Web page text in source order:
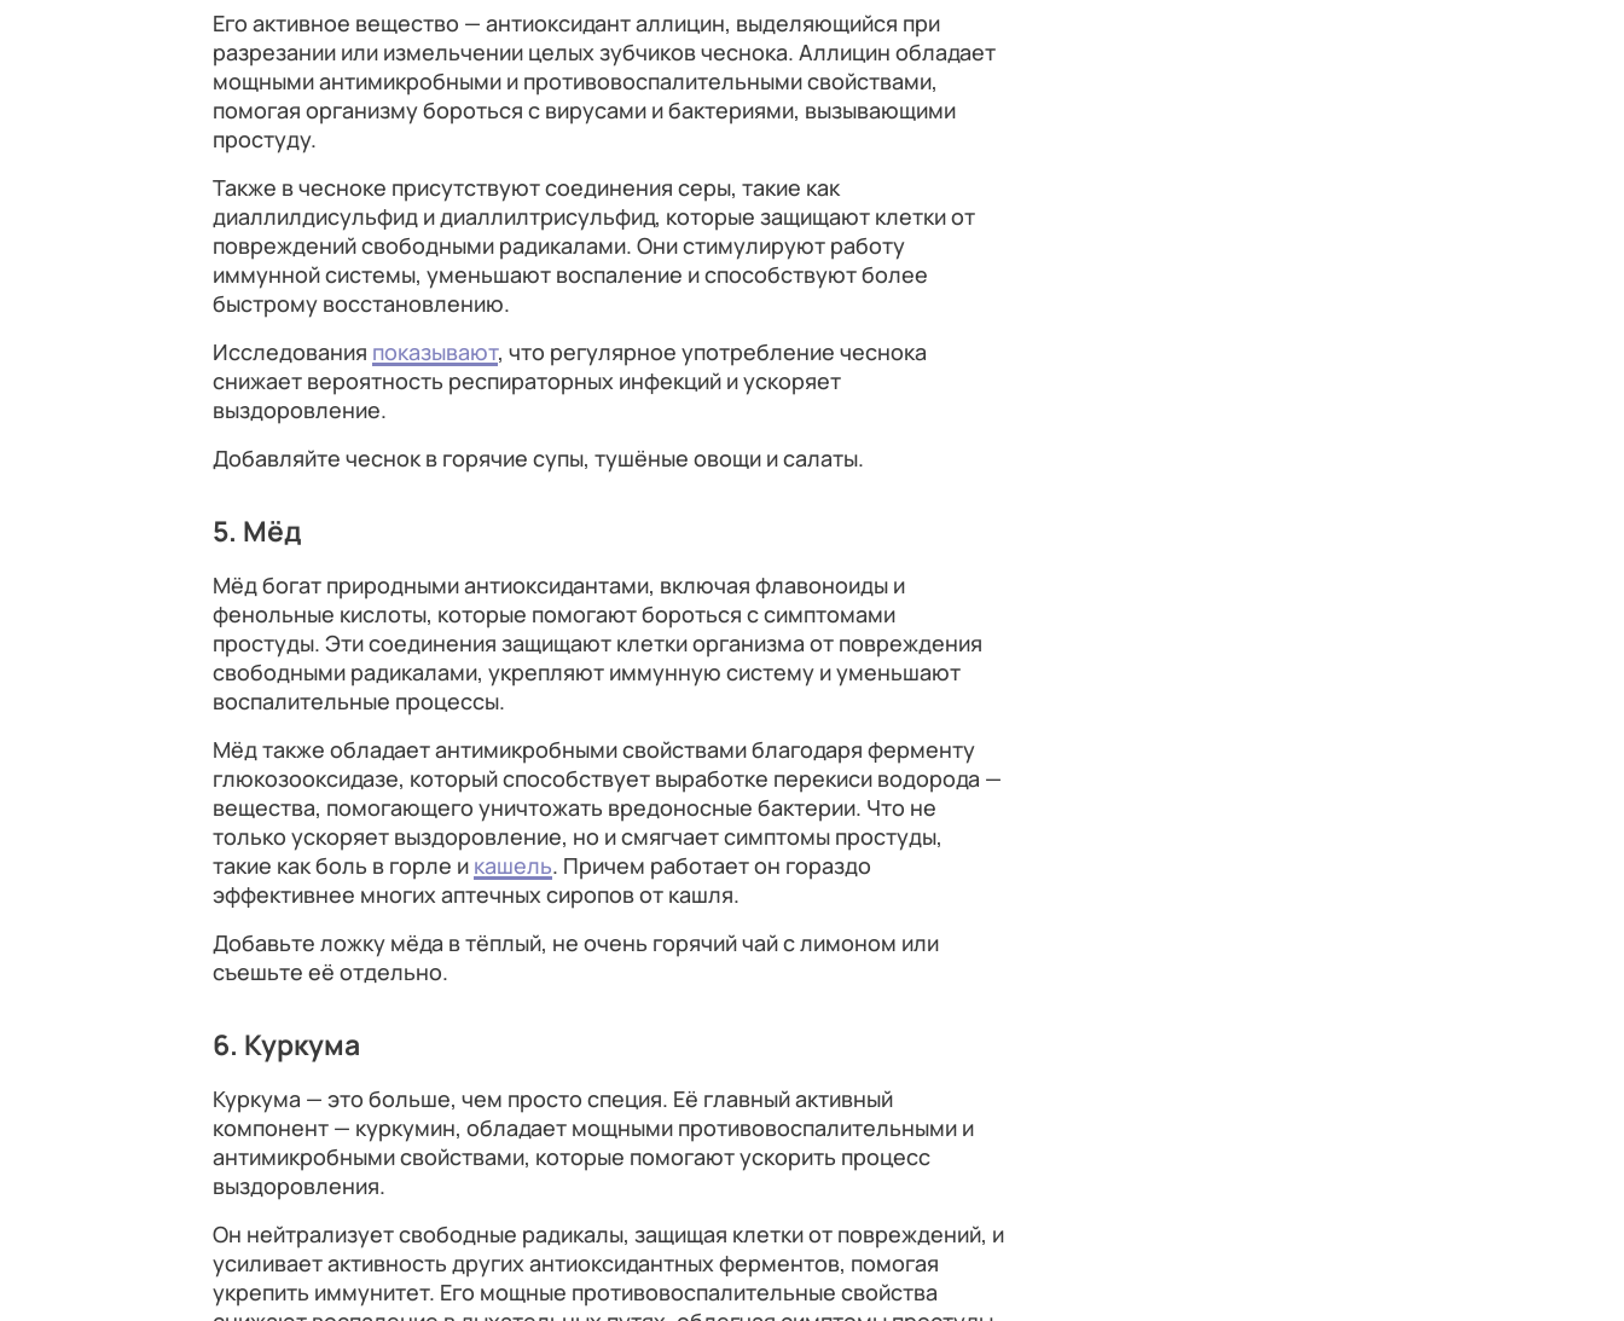
Его активное вещество — антиоксидант аллицин, выделяющийся при
разрезании или измельчении целых зубчиков чеснока. Аллицин обладает
мощными антимикробными и противовоспалительными свойствами,
помогая организму бороться с вирусами и бактериями, вызывающими
простуду.
Также в чесноке присутствуют соединения серы, такие как
диаллилдисульфид и диаллилтрисульфид, которые защищают клетки от
повреждений свободными радикалами. Они стимулируют работу
иммунной системы, уменьшают воспаление и способствуют более
быстрому восстановлению.
Исследования показывают, что регулярное употребление чеснока
снижает вероятность респираторных инфекций и ускоряет
выздоровление.
Добавляйте чеснок в горячие супы, тушёные овощи и салаты.
5. Мёд
Мёд богат природными антиоксидантами, включая флавоноиды и
фенольные кислоты, которые помогают бороться с симптомами
простуды. Эти соединения защищают клетки организма от повреждения
свободными радикалами, укрепляют иммунную систему и уменьшают
воспалительные процессы.
Мёд также обладает антимикробными свойствами благодаря ферменту
глюкозооксидазе, который способствует выработке перекиси водорода —
вещества, помогающего уничтожать вредоносные бактерии. Что не
только ускоряет выздоровление, но и смягчает симптомы простуды,
такие как боль в горле и кашель. Причем работает он гораздо
эффективнее многих аптечных сиропов от кашля.
Добавьте ложку мёда в тёплый, не очень горячий чай с лимоном или
съешьте её отдельно.
6. Куркума
Куркума — это больше, чем просто специя. Её главный активный
компонент — куркумин, обладает мощными противовоспалительными и
антимикробными свойствами, которые помогают ускорить процесс
выздоровления.
Он нейтрализует свободные радикалы, защищая клетки от повреждений, и
усиливает активность других антиоксидантных ферментов, помогая
укрепить иммунитет. Его мощные противовоспалительные свойства